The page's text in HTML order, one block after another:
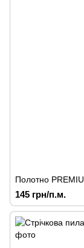
Полотно
145 грн/п.м.